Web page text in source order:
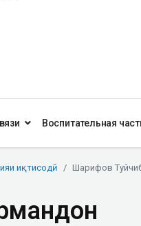
Воспитательная
иқтисодӣ Шарифов